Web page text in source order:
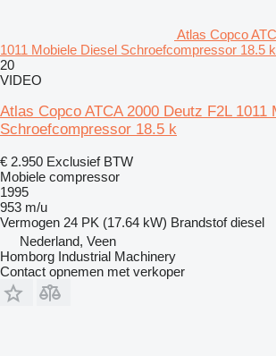
Atlas Copco
1011 Mobiele Diesel Schroefcompressor 18.5
20
VIDEO
Atlas Copco ATCA 2000 Deutz F2L 1011
Schroefcompressor 18.5 k
€ 2.950 Exclusief BTW
Mobiele compressor
1995
953 m/u
Vermogen 24 PK (17.64 kW) Brandstof diesel
Nederland, Veen
Homborg Industrial Machinery
Contact opnemen met verkoper